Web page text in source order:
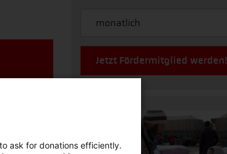
Jetzt Fördermitglied werden!
ask for donations efficiently.